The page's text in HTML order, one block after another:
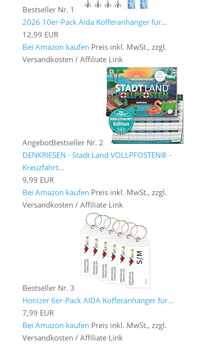
Bestseller Nr. 1
2026 10er-Pack Aida Kofferanhänger für...
12,99 EUR
Bei Amazon kaufen Preis inkl. MwSt., zzgl.
Versandkosten / Affiliate Link
AngebotBestseller Nr. 2
DENKRIESEN - Stadt Land VOLLPFOSTEN® -
Kreuzfahrt...
9,99 EUR
Bei Amazon kaufen Preis inkl. MwSt., zzgl.
Versandkosten / Affiliate Link
Bestseller Nr. 3
Honizer 6er-Pack AIDA Kofferanhänger für...
7,99 EUR
Bei Amazon kaufen Preis inkl. MwSt., zzgl.
Versandkosten / Affiliate Link